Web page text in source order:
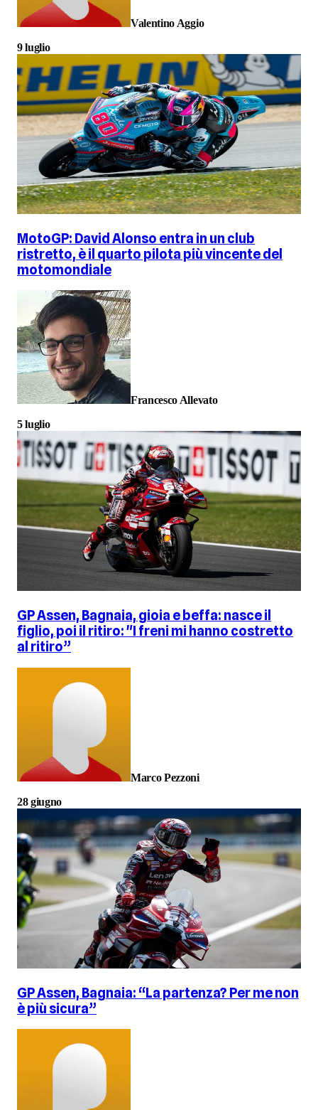
Valentino Aggio
9 luglio
MotoGP: David Alonso entra in un club
ristretto, è il quarto pilota più vincente del
motomondiale
Francesco Allevato
5 luglio
GP Assen, Bagnaia, gioia e beffa: nasce il
figlio, poi il ritiro: "I freni mi hanno costretto
al ritiro”
Marco Pezzoni
28 giugno
GP Assen, Bagnaia: “La partenza? Per me non
è più sicura”